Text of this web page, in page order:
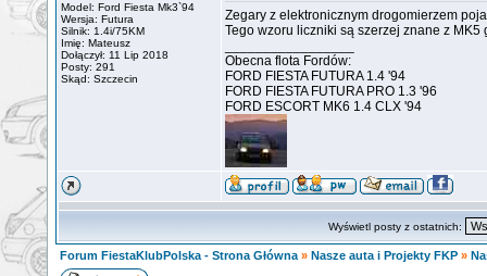
Model: Ford Fiesta Mk3`94
Wersja: Futura
Silnik: 1.4i/75KM
Imię: Mateusz
Dołączył: 11 Lip 2018
Posty: 291
Skąd: Szczecin
Zegary z elektronicznym drogomierzem
Tego wzoru liczniki są szerzej znane z
Obecna flota Fordów:
FORD FIESTA FUTURA 1.4 '94
FORD FIESTA FUTURA PRO 1.3 '96
FORD ESCORT MK6 1.4 CLX '94
Wyświetl posty z ostatnich:
Forum FiestaKlubPolska - Strona Główna » Nasze auta i Projekty FKP »